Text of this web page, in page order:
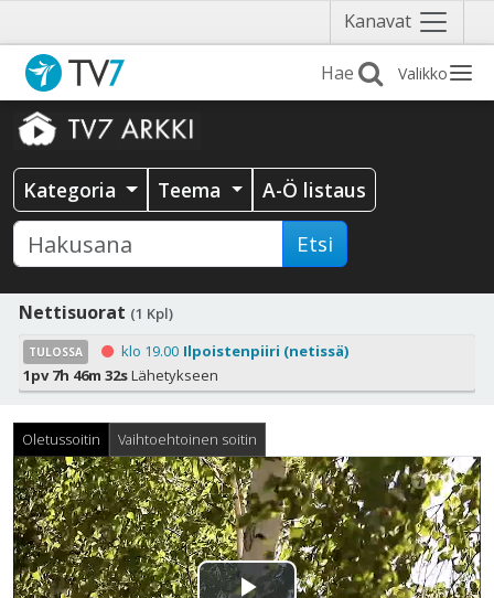
Kanavat Näytä
valikko
Valikko
Kategoria Teema A-Ö listaus
Etsi
Nettisuorat (1 Kpl)
TULOSSA klo 19.00 Ilpoistenpiiri (netissä)
1pv 7h 46m 30sLähetykseen
Oletussoitin Vaihtoehtoinen soitin